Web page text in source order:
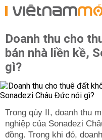
Doanh thu cho
bán nhà liền kề,
gì?
Trong qúy II, doanh thu
nghiệp của Sonadezi
đồng. Trong khi đó,